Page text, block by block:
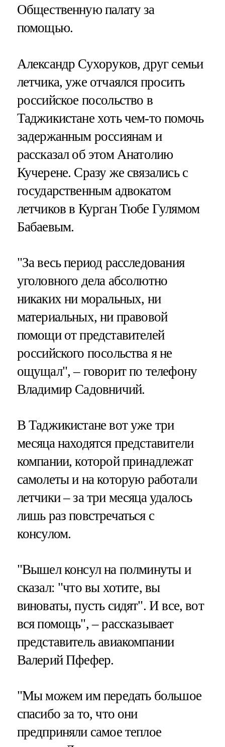
Общественную палату за
помощью.
Александр Сухоруков, друг семьи
летчика, уже отчаялся просить
российское посольство в
Таджикистане хоть чем-то помочь
задержанным россиянам и
рассказал об этом Анатолию
Кучерене. Сразу же связались с
государственным адвокатом
летчиков в Курган Тюбе Гулямом
Бабаевым.
"За весь период расследования
уголовного дела абсолютно
никаких ни моральных, ни
материальных, ни правовой
помощи от представителей
российского посольства я не
ощущал", – говорит по телефону
Владимир Садовничий.
В Таджикистане вот уже три
месяца находятся представители
компании, которой принадлежат
самолеты и на которую работали
летчики – за три месяца удалось
лишь раз повстречаться с
консулом.
"Вышел консул на полминуты и
сказал: "что вы хотите, вы
виноваты, пусть сидят". И все, вот
вся помощь", – рассказывает
представитель авиакомпании
Валерий Пфефер.
"Мы можем им передать большое
спасибо за то, что они
предприняли самое теплое